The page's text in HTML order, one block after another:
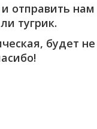
и отправить нам
тугрик.
будет не